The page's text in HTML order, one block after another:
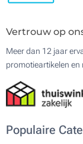
Vertrouw op
Meer dan 12 jaar
promotieartikelen
Populaire